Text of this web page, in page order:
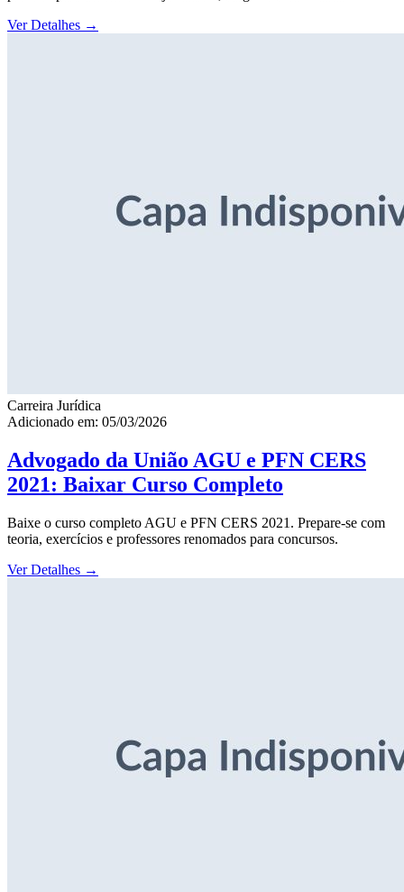
Ver Detalhes →
Carreira Jurídica
Adicionado em: 05/03/2026
Advogado da União AGU e PFN CERS
2021: Baixar Curso Completo
Baixe o curso completo AGU e PFN CERS 2021. Prepare-se com
teoria, exercícios e professores renomados para concursos.
Ver Detalhes →